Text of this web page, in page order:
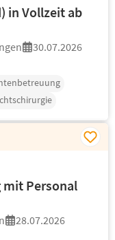
in Vollzeit ab
30.07.2026
mit Personal
28.07.2026